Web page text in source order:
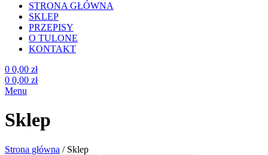
STRONA GŁÓWNA
SKLEP
PRZEPISY
O TULONE
KONTAKT
0 0,00 zł
0 0,00 zł
Menu
Sklep
Strona główna / Sklep